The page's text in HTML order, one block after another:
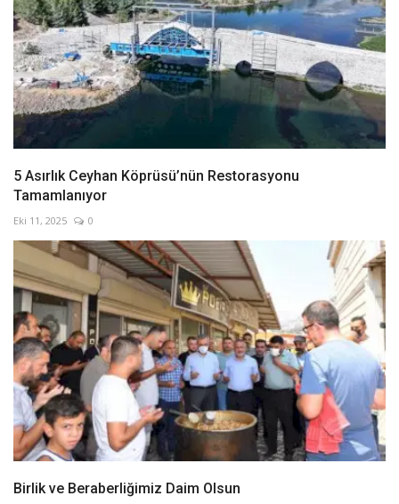
5 Asırlık Ceyhan Köprüsü’nün Restorasyonu
Tamamlanıyor
Eki 11, 2025 0
Birlik ve Beraberliğimiz Daim Olsun